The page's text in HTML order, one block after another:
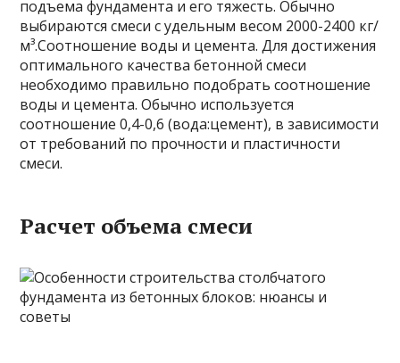
подъема фундамента и его тяжесть. Обычно
выбираются смеси с удельным весом 2000-2400 кг/
м³.Соотношение воды и цемента. Для достижения
оптимального качества бетонной смеси
необходимо правильно подобрать соотношение
воды и цемента. Обычно используется
соотношение 0,4-0,6 (вода:цемент), в зависимости
от требований по прочности и пластичности
смеси.
Расчет объема смеси